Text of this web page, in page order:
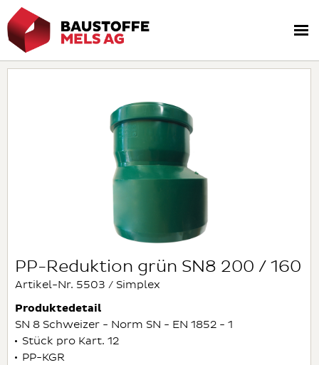
PP-Reduktion grün SN8 200 / 160
Artikel-Nr. 5503 / Simplex
Produktedetail
SN 8 Schweizer - Norm SN - EN 1852 - 1
Stück pro Kart. 12
PP-KGR